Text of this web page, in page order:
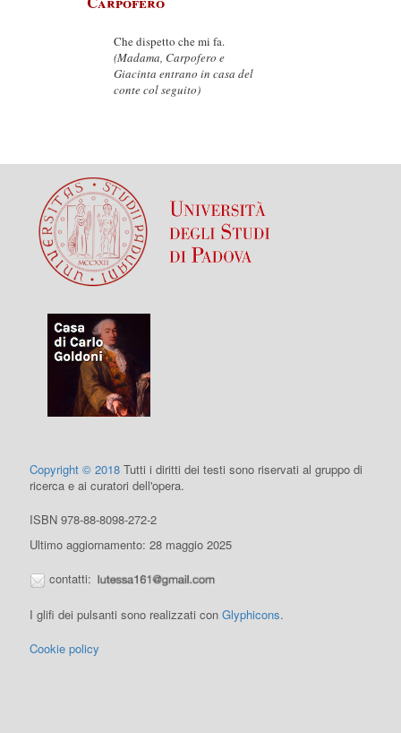
Che dispetto che mi fa.
(Madama, Carpofero e
Giacinta entrano in casa del
conte col seguito)
Copyright © 2018 Tutti i diritti dei testi sono riservati al gruppo di
ricerca e ai curatori dell'opera.
ISBN 978-88-8098-272-2
Ultimo aggiornamento: 28 maggio 2025
contatti:
I glifi dei pulsanti sono realizzati conGlyphicons.
Cookie policy